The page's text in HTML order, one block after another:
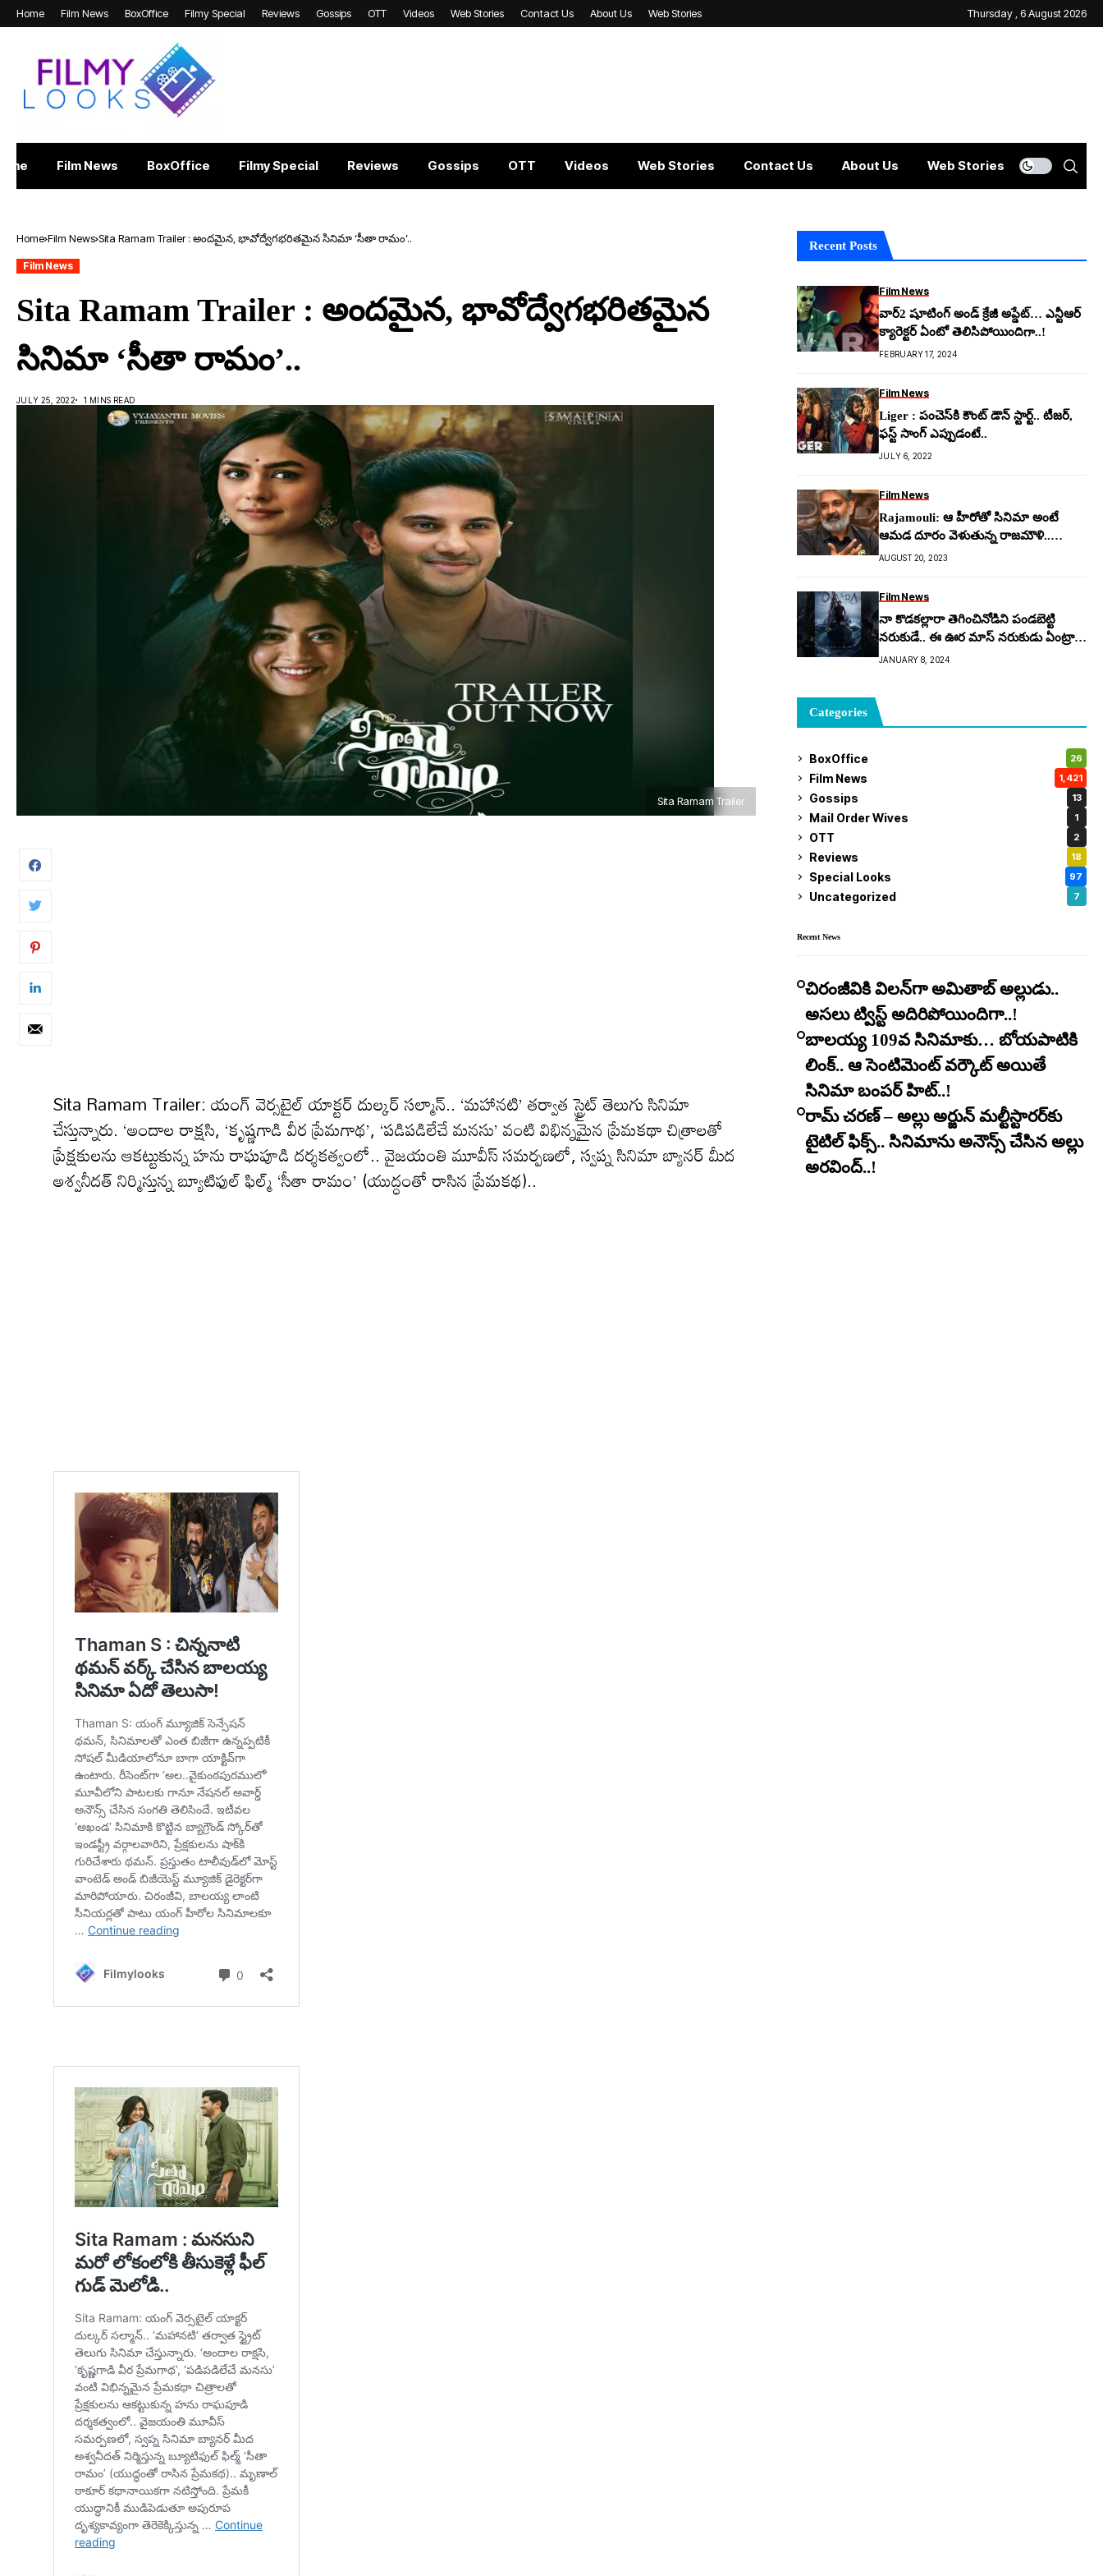
Home Film News BoxOffice Filmy Special Reviews Gossips OTT Videos Web Stories Contact Us About Us Web Stories Thursday , 6 August 2026
Film News BoxOffice Filmy Special Reviews Gossips OTT Videos Web Stories Contact Us About Us Web Stories
Home Film News Sita Ramam Trailer : అందమైన, భావోద్వేగభరితమైన సినిమా ‘సీతా రామం’..
Film News
Sita Ramam Trailer : అందమైన, భావోద్వేగభరితమైన
సినిమా ‘సీతా రామం’..
JULY 25, 2022 1 MINS READ
Sita Ramam Trailer
Sita Ramam Trailer: యంగ్ వెర్సటైల్ యాక్టర్‌ దుల్కర్ సల్మాన్.. ‘మహానటి’ తర్వాత స్ట్రైట్ తెలుగు సినిమా
చేస్తున్నారు. ‘అందాల రాక్షసి, ‘కృష్ణగాడి వీర ప్రేమగాథ’, ‘పడిపడిలేచే మనసు’ వంటి విభిన్నమైన ప్రేమకథా చిత్రాలతో
ప్రేక్షకులను ఆకట్టుకున్న హను రాఘపూడి దర్శకత్వంలో.. వైజయంతి మూవీస్ సమర్పణలో, స్వప్న సినిమా బ్యానర్ మీద
అశ్వనీదత్ నిర్మిస్తున్న బ్యూటిఫుల్ ఫిల్మ్ ‘సీతా రామం’ (యుద్ధంతో రాసిన ప్రేమకథ)..
Recent Posts
Film News
వార్‌2 షూటింగ్ అండ్ క్రేజీ అప్డేట్… ఎన్టీఆర్
క్యారెక్టర్ ఏంటో తెలిసిపోయిందిగా..!
FEBRUARY 17, 2024
Film News
Liger : పంచెస్‌కి కౌంట్ డౌన్ స్టార్ట్.. టీజర్,
ఫస్ట్ సాంగ్ ఎప్పుడంటే..
JULY 6, 2022
Film News
Rajamouli: ఆ హీరోతో సినిమా అంటే
ఆమ‌డ దూరం వెళుతున్న రాజమౌళి..
అందుకు కార‌ణం?
AUGUST 20, 2023
Film News
నా కొడకల్లారా తెగించినోడిని పండబెట్టి
నరుకుడే.. ఈ ఊర మాస్ నరుకుడు ఏంట్రా
బాబు.. దేవర గ్లింప్స్(వీడియో)..!
JANUARY 8, 2024
Categories
BoxOffice 26
Film News 1,421
Gossips 13
Mail Order Wives 1
OTT 2
Reviews 18
Special Looks 97
Uncategorized 7
Recent News
చిరంజీవికి విలన్‌గా అమితాబ్ అల్లుడు..
అసలు ట్విస్ట్ అదిరిపోయిందిగా..!
బాలయ్య 109వ సినిమాకు… బోయపాటికి
లింక్.. ఆ సెంటిమెంట్ వర్కౌట్ అయితే
సినిమా బంపర్ హిట్..!
రామ్ చరణ్ – అల్లు అర్జున్ మల్టీస్టారర్​కు
టైటిల్ ఫిక్స్.. సినిమాను అనౌన్స్ చేసిన అల్లు
అరవింద్..!